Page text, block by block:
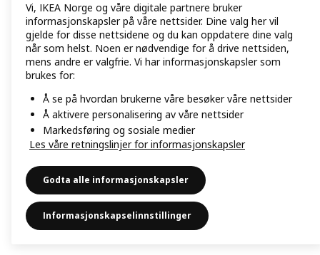
Vi, IKEA Norge og våre digitale partnere bruker
informasjonskapsler på våre nettsider. Dine valg her vil
gjelde for disse nettsidene og du kan oppdatere dine valg
når som helst. Noen er nødvendige for å drive nettsiden,
mens andre er valgfrie. Vi har informasjonskapsler som
brukes for:
Å se på hvordan brukerne våre besøker våre nettsider
Å aktivere personalisering av våre nettsider
Markedsføring og sosiale medier
Les våre retningslinjer for informasjonskapsler
Godta alle informasjonskapsler
Informasjonskapselinnstillinger